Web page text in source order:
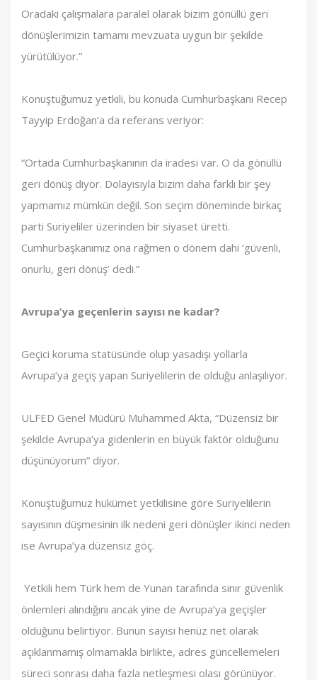
Oradaki çalışmalara paralel olarak bizim gönüllü geri
dönüşlerimizin tamamı mevzuata uygun bir şekilde
yürütülüyor.”
Konuştuğumuz yetkili, bu konuda Cumhurbaşkanı Recep
Tayyip Erdoğan’a da referans veriyor:
“Ortada Cumhurbaşkanının da iradesi var. O da gönüllü
geri dönüş diyor. Dolayısıyla bizim daha farklı bir şey
yapmamız mümkün değil. Son seçim döneminde birkaç
parti Suriyeliler üzerinden bir siyaset üretti.
Cumhurbaşkanımız ona rağmen o dönem dahi ‘güvenli,
onurlu, geri dönüş’ dedi.”
Avrupa’ya geçenlerin sayısı ne kadar?
Geçici koruma statüsünde olup yasadışı yollarla
Avrupa’ya geçiş yapan Suriyelilerin de olduğu anlaşılıyor.
ULFED Genel Müdürü Muhammed Akta, “Düzensiz bir
şekilde Avrupa’ya gidenlerin en büyük faktör olduğunu
düşünüyorum” diyor.
Konuştuğumuz hükümet yetkilisine göre Suriyelilerin
sayısının düşmesinin ilk nedeni geri dönüşler ikinci neden
ise Avrupa’ya düzensiz göç.
Yetkili hem Türk hem de Yunan tarafında sınır güvenlik
önlemleri alındığını ancak yine de Avrupa’ya geçişler
olduğunu belirtiyor. Bunun sayısı henüz net olarak
açıklanmamış olmamakla birlikte, adres güncellemeleri
süreci sonrası daha fazla netleşmesi olası görünüyor.